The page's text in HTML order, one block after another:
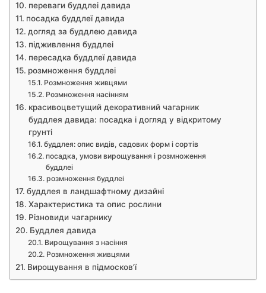
переваги буддлеі давида
посадка буддлеї давида
догляд за буддлею давида
підживлення буддлеі
пересадка буддлеї давида
розмноження буддлеі
Розмноження живцями
Розмноження насінням
красивоцветущий декоративний чагарник
буддлея давида: посадка і догляд у відкритому
грунті
буддлея: опис видів, садових форм і сортів
посадка, умови вирощування і розмноження
буддлеі
розмноження буддлеі
буддлея в ландшафтному дизайні
Характеристика та опис рослини
Різновиди чагарнику
Буддлея давида
Вирощування з насіння
Розмноження живцями
Вирощування в підмосков’ї